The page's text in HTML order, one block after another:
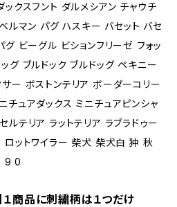
ックスフント ダルメシアン チャウチ
ルマン パグ ハスキー バセット バセ
グ ビーグル ビションフリーゼ フォッ
グ ブルドック ブルドッグ ペキニー
ー ボストンテリア ボーダーコリー
チュアダックス ミニチュアピンシャ
ルテリア ラットテリア ラブラドゥー
ロットワイラー 柴犬 柴犬白 狆 秋
9 0
商品に刺繍柄は１つだけ